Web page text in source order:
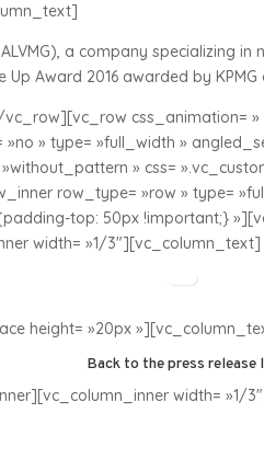
– ALVMG), a company
Up Award 2016 awarded by
css_animation= »
» type= »full_width »
» css=
row_type= »row » type=
top: 50px !important;}
width= »1/3″][vc_column_text]
height= »20px
Back to the press release
width= »1/